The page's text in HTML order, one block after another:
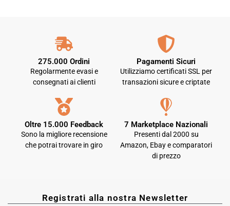
275.000 Ordini
Regolarmente evasi e
consegnati ai clienti
Pagamenti Sicuri
Utilizziamo certificati SSL per
transazioni sicure e criptate
Oltre 15.000 Feedback
Sono la migliore recensione
che potrai trovare in giro
7 Marketplace Nazionali
Presenti dal 2000 su
Amazon, Ebay e comparatori
di prezzo
Registrati alla nostra Newsletter